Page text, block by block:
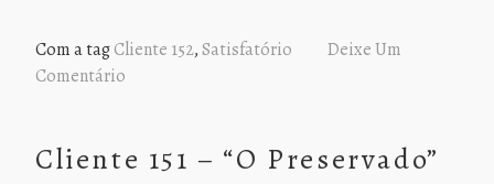
Com a tagCliente 152,Satisfatório
Deixe Um
Comentário
Cliente 151 – “O Preservado”